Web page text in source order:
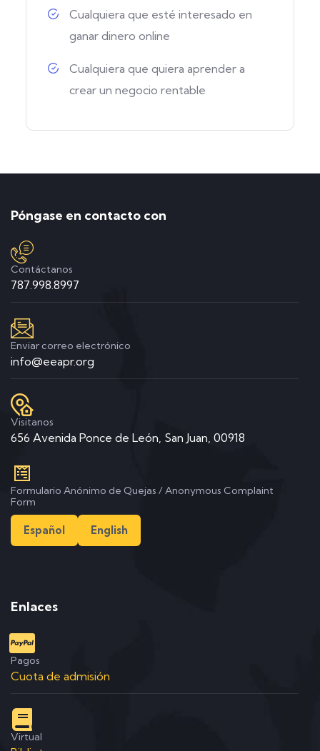
Cualquiera que esté interesado en
ganar dinero online
Cualquiera que quiera aprender a
crear un negocio rentable
Póngase en contacto con
Contáctanos
787.998.8997
Enviar correo electrónico
info@eeapr.org
Visitanos
656 Avenida Ponce de León, San Juan, 00918
Formulario Anónimo de Quejas / Anonymous Complaint
Form
Español English
Enlaces
Pagos
Cuota de admisión
Virtual